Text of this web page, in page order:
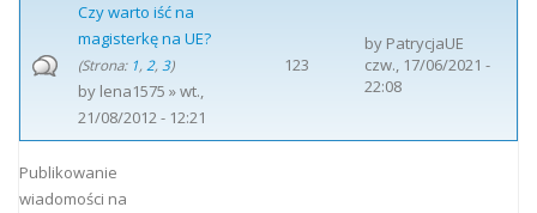
Czy warto iść na
magisterkę na UE?
(Strona: 1, 2, 3)
by lena1575 » wt.,
21/08/2012 - 12:21
123
by PatrycjaUE
czw., 17/06/2021 -
22:08
Publikowanie
wiadomości na
Strony